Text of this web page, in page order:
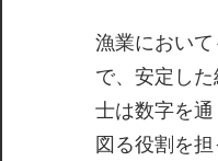
漁業におい
で、安定し
士は数字を
図る役割を